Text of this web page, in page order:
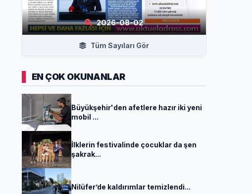
2026-08-02
Tüm Sayıları Gör
EN ÇOK OKUNANLAR
Büyükşehir'den afetlere hazır iki yeni
mobil ...
İlklerin festivalinde çocuklar da şen
şakrak...
Nilüfer’de kaldırımlar temizlendi...